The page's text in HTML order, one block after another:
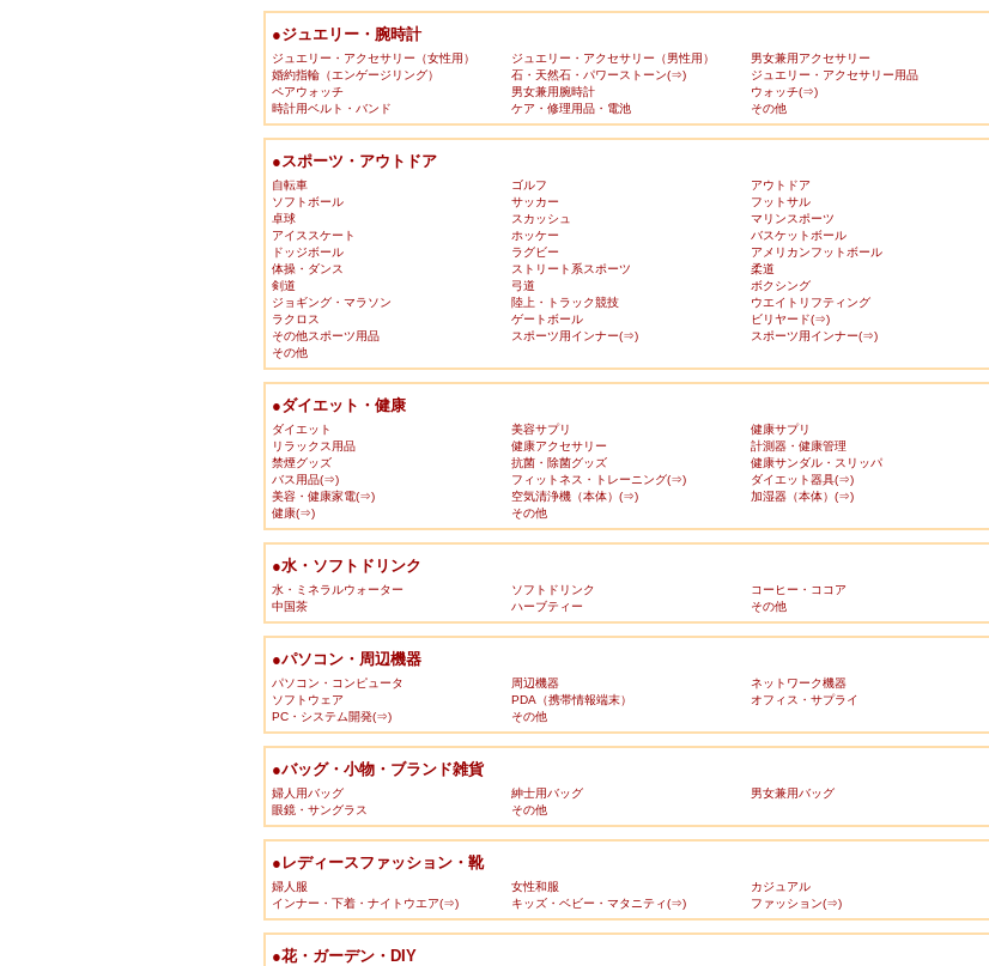
●ジュエリー・腕時計
ジュエリー・アクセサリー（女性用） ジュエリー・アクセサリー（男性用） 男女兼用アクセサリー
婚約指輪（エンゲージリング）
石・天然石・パワーストーン(⇒) ジュエリー・アクセサリー用品
ペアウォッチ
男女兼用腕時計 ウォッチ(⇒)
時計用ベルト・バンド
ケア・修理用品・電池 その他
●スポーツ・アウトドア
自転車 ゴルフ アウトドア
ソフトボール
サッカー フットサル
卓球
スカッシュ マリンスポーツ
アイススケート
ホッケー バスケットボール
ドッジボール
ラグビー アメリカンフットボール
体操・ダンス
ストリート系スポーツ 柔道
剣道
弓道 ボクシング
ジョギング・マラソン
陸上・トラック競技 ウエイトリフティング
ラクロス
ゲートボール ビリヤード(⇒)
その他スポーツ用品
スポーツ用インナー(⇒) スポーツ用インナー(⇒)
その他
●ダイエット・健康
ダイエット 美容サプリ 健康サプリ
リラックス用品
健康アクセサリー 計測器・健康管理
禁煙グッズ
抗菌・除菌グッズ 健康サンダル・スリッパ
バス用品(⇒)
フィットネス・トレーニング(⇒) ダイエット器具(⇒)
美容・健康家電(⇒)
空気清浄機（本体）(⇒) 加湿器（本体）(⇒)
健康(⇒)
その他
●水・ソフトドリンク
水・ミネラルウォーター ソフトドリンク コーヒー・ココア
中国茶
ハーブティー その他
●パソコン・周辺機器
パソコン・コンピュータ 周辺機器 ネットワーク機器
ソフトウェア
PDA（携帯情報端末） オフィス・サプライ
PC・システム開発(⇒)
その他
●バッグ・小物・ブランド雑貨
婦人用バッグ 紳士用バッグ 男女兼用バッグ
眼鏡・サングラス
その他
●レディースファッション・靴
婦人服 女性和服 カジュアル
インナー・下着・ナイトウエア(⇒)
キッズ・ベビー・マタニティ(⇒) ファッション(⇒)
●花・ガーデン・DIY